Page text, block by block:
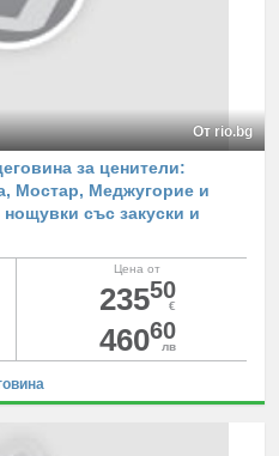
От rio.bg
за ценители:
Мостар, Меджугорие и
със закуски и
Цена от
23550
€
46060
лв